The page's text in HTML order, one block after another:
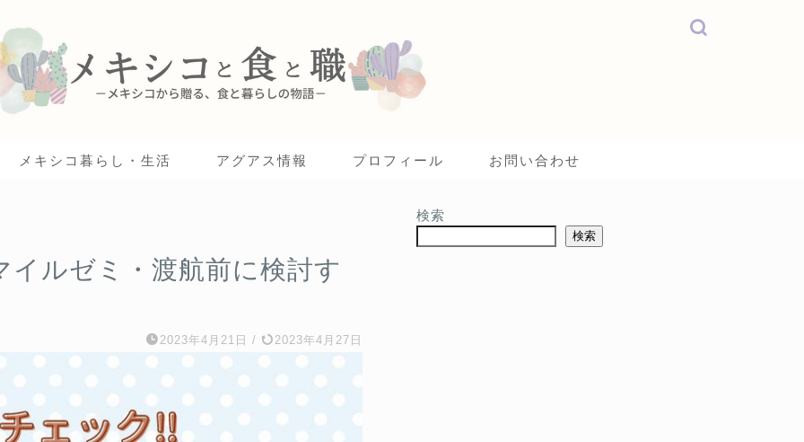
メキシコ暮らし・生活 アグアス情報 プロフィール お問い合わせ
イルゼミ・渡航前に検討す
2023年4月21日 / 2023年4月27日
検索
検索